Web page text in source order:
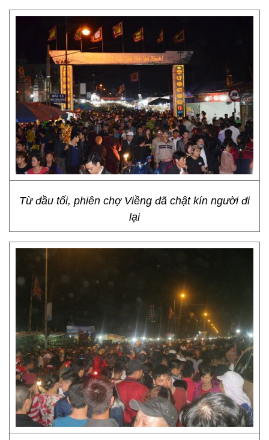
Từ đầu tối, phiên chợ Viềng đã chật kín người đi
lại